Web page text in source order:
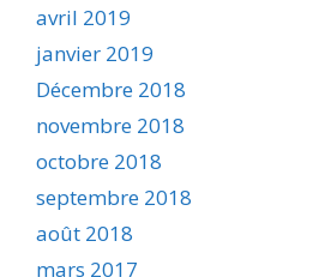
avril 2019
janvier 2019
Décembre 2018
novembre 2018
octobre 2018
septembre 2018
août 2018
mars 2017